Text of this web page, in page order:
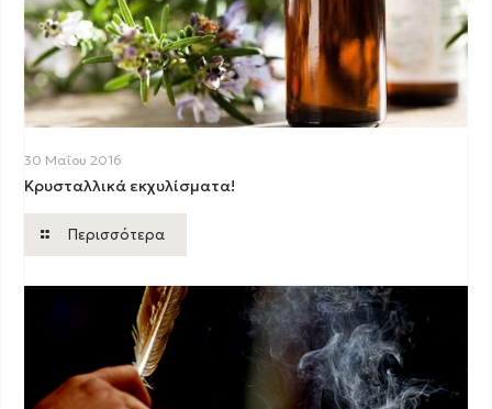
30 Μαΐου 2016
Κρυσταλλικά εκχυλίσματα!
Περισσότερα